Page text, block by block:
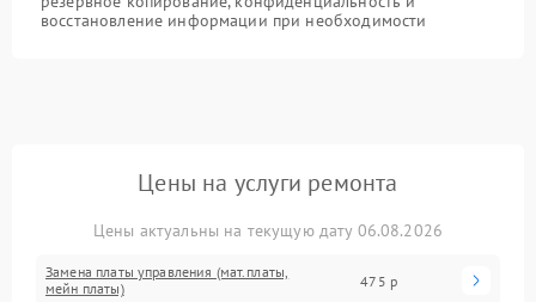
восстановление информации при необходимости
Цены на услуги ремонта
Цены актуальны на текущую дату 06.08.2026
Замена платы управления (мат.платы,
мейн платы)
475 р